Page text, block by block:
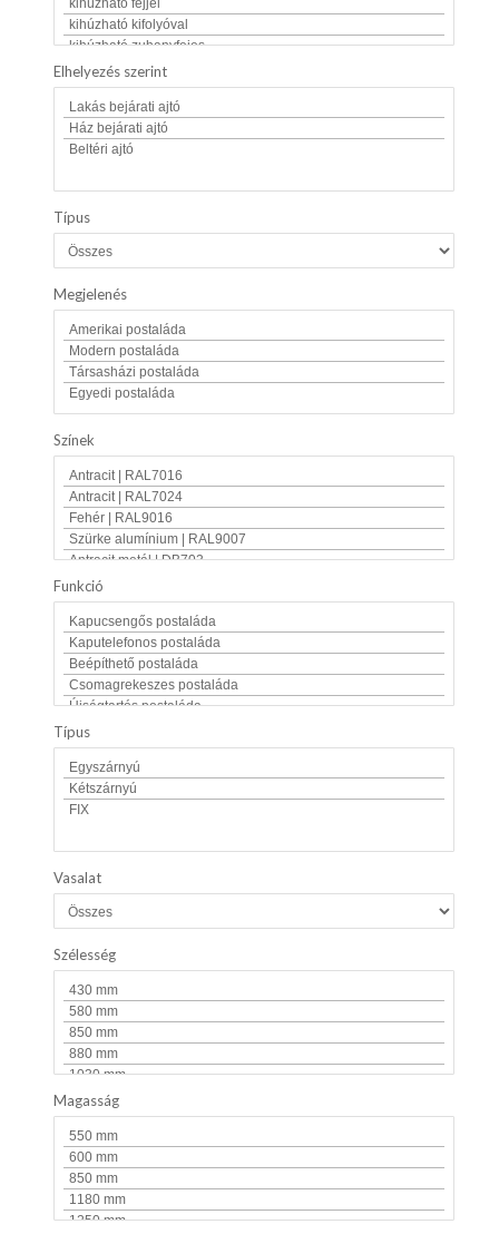
Elhelyezés szerint
Típus
Megjelenés
Színek
Funkció
Típus
Vasalat
Szélesség
Magasság